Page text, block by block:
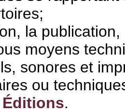
la
moyens
sonores et
ou
.